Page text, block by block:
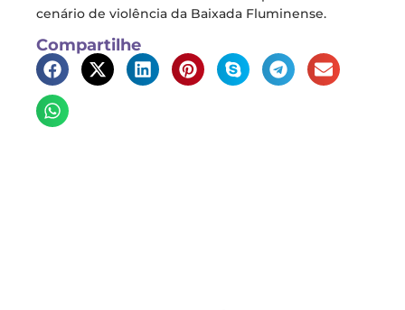
cenário de violência da Baixada Fluminense.
Compartilhe